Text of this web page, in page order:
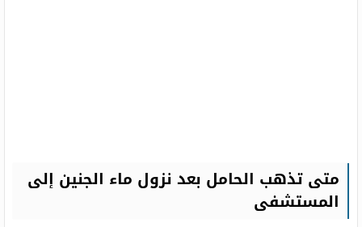
متى تذهب الحامل بعد نزول ماء الجنين إلى
المستشفى